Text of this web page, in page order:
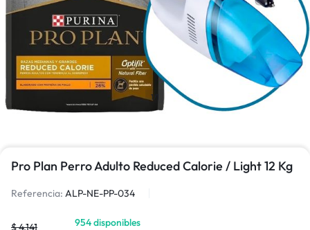
1/1
Pro Plan Perro Adulto Reduced Calorie / Light 12 Kg
Referencia: ALP-NE-PP-034
$4.141 954 disponibles